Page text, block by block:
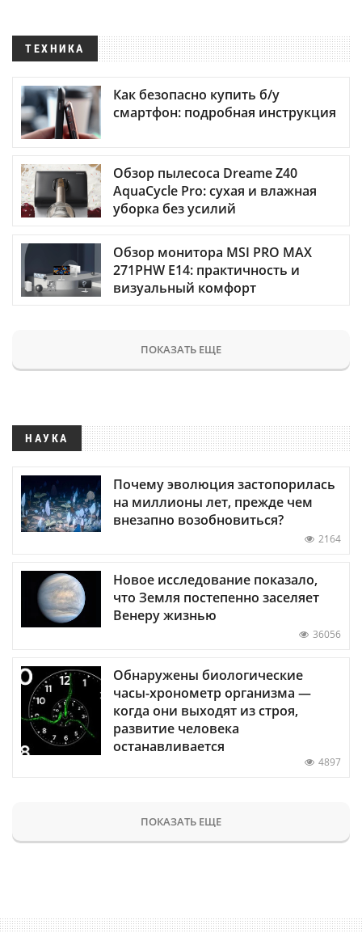
ТЕХНИКА
Как безопасно купить б/у
смартфон: подробная инструкция
Обзор пылесоса Dreame Z40
AquaCycle Pro: сухая и влажная
уборка без усилий
Обзор монитора MSI PRO MAX
271PHW E14: практичность и
визуальный комфорт
ПОКАЗАТЬ ЕЩЕ
НАУКА
Почему эволюция застопорилась
на миллионы лет, прежде чем
внезапно возобновиться?
2164
Новое исследование показало,
что Земля постепенно заселяет
Венеру жизнью
36056
Обнаружены биологические
часы-хронометр организма —
когда они выходят из строя,
развитие человека
останавливается
4897
ПОКАЗАТЬ ЕЩЕ